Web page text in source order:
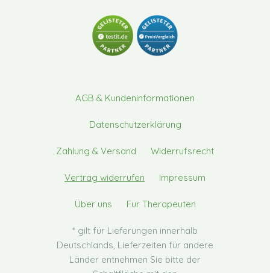
AGB & Kundeninformationen
Datenschutzerklärung
Zahlung & Versand Widerrufsrecht
Vertrag widerrufen Impressum
Über uns Für Therapeuten
* gilt für Lieferungen innerhalb
Deutschlands, Lieferzeiten für andere
Länder entnehmen Sie bitte der